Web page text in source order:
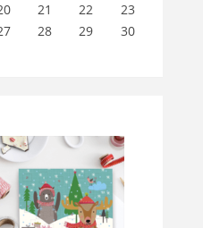
21 22
23
28 29
30